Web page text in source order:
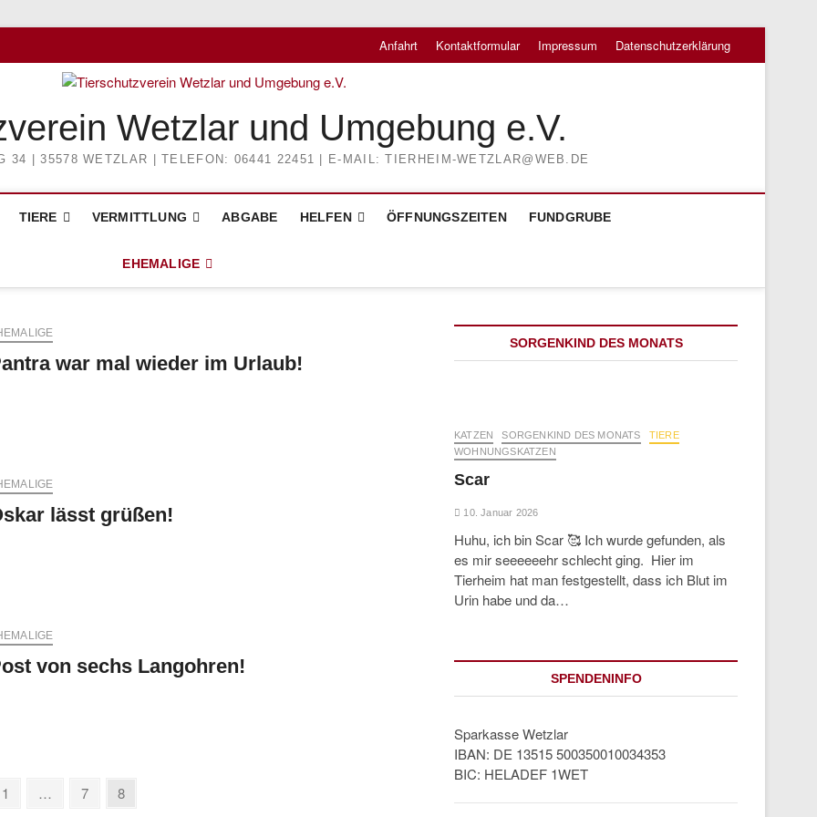
Anfahrt Kontaktformular Impressum Datenschutzerklärung
Wetzlar und Umgebung e.V.
34 | 35578 WETZLAR | TELEFON: 06441 22451 | E-MAIL: TIERHEIM-WETZLAR@WEB.DE
TIERE VERMITTLUNG ABGABE HELFEN ÖFFNUNGSZEITEN FUNDGRUBE
EHEMALIGE
war mal wieder im Urlaub!
lässt grüßen!
von sechs Langohren!
Page
1 … Page
7 Page
8
SORGENKIND DES MONATS
KATZEN SORGENKIND DES MONATS
TIERE
WOHNUNGSKATZEN
Scar
10. Januar 2026
Huhu, ich bin Scar 🥰 Ich wurde gefunden, als
es mir seeeeeehr schlecht ging. Hier im
Tierheim hat man festgestellt, dass ich Blut im
Urin habe und da…
SPENDENINFO
Sparkasse Wetzlar
IBAN: DE 13515 500350010034353
BIC: HELADEF 1WET